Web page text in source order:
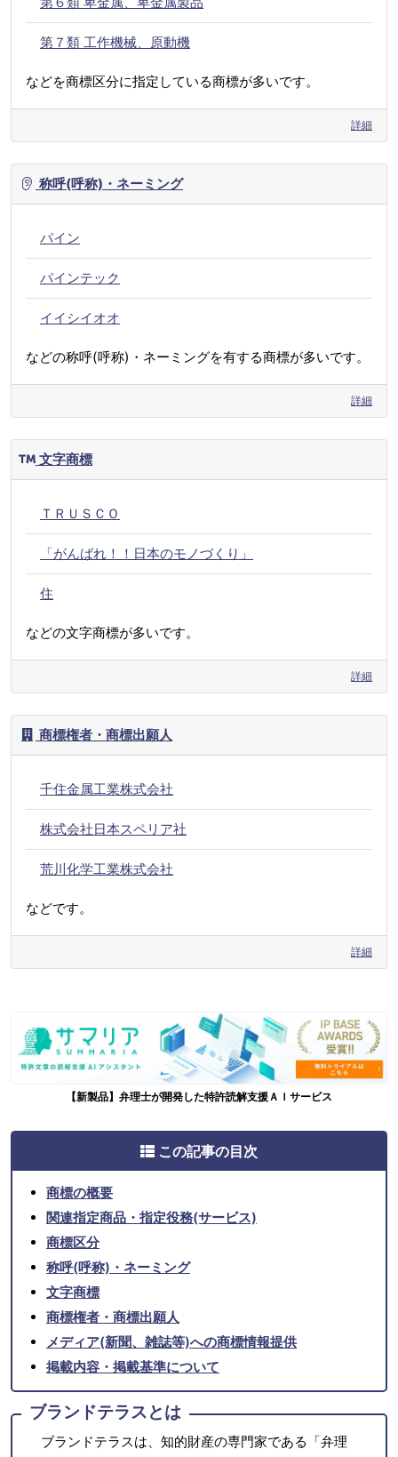
第７類 工作機械、原動機
などを商標区分に指定している商標が多いです。
詳細
称呼(呼称)・ネーミング
パイン
パインテック
イイシイオオ
などの称呼(呼称)・ネーミングを有する商標が多いです。
詳細
文字商標
ＴＲＵＳＣＯ
「がんばれ！！日本のモノづくり」
住
などの文字商標が多いです。
詳細
商標権者・商標出願人
千住金属工業株式会社
株式会社日本スペリア社
荒川化学工業株式会社
などです。
詳細
【新製品】弁理士が開発した特許読解支援ＡＩサービス
この記事の目次
商標の概要
関連指定商品・指定役務(サービス)
商標区分
称呼(呼称)・ネーミング
文字商標
商標権者・商標出願人
メディア(新聞、雑誌等)への商標情報提供
掲載内容・掲載基準について
ブランドテラスとは
ブランドテラスは、知的財産の専門家である「弁理